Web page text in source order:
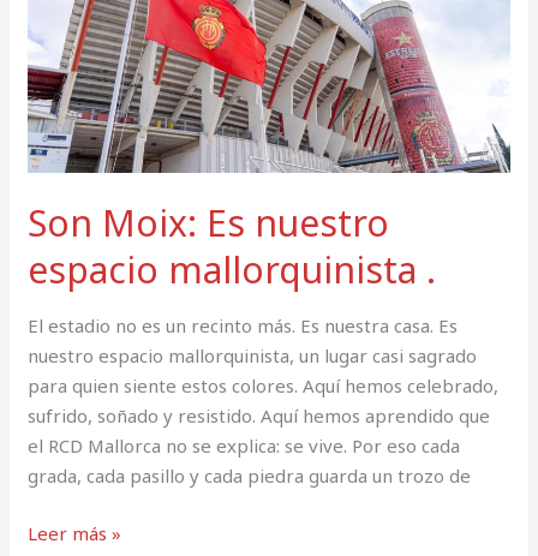
Son Moix: Es nuestro
espacio mallorquinista .
El estadio no es un recinto más. Es nuestra casa. Es
nuestro espacio mallorquinista, un lugar casi sagrado
para quien siente estos colores. Aquí hemos celebrado,
sufrido, soñado y resistido. Aquí hemos aprendido que
el RCD Mallorca no se explica: se vive. Por eso cada
grada, cada pasillo y cada piedra guarda un trozo de
mallorquinista
.
Leer más »